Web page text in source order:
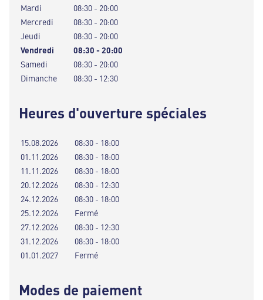
Mardi
08:30 - 20:00
Mercredi
08:30 - 20:00
Jeudi
08:30 - 20:00
Vendredi
08:30 - 20:00
Samedi
08:30 - 20:00
Dimanche
08:30 - 12:30
Heures d'ouverture spéciales
15.08.2026
08:30 - 18:00
01.11.2026
08:30 - 18:00
11.11.2026
08:30 - 18:00
20.12.2026
08:30 - 12:30
24.12.2026
08:30 - 18:00
25.12.2026
Fermé
27.12.2026
08:30 - 12:30
31.12.2026
08:30 - 18:00
01.01.2027
Fermé
Modes de paiement